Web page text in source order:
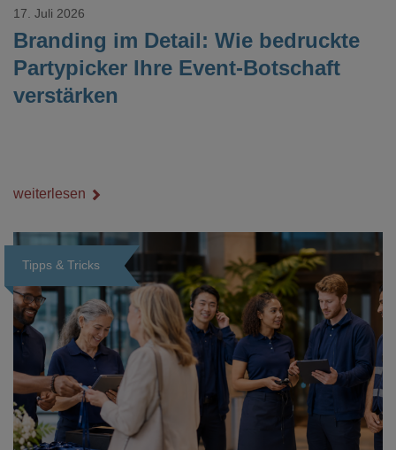
Branding im Detail: Wie bedruckte
Partypicker Ihre Event-Botschaft
verstärken
17. Juli 2026
weiterlesen
Tipps & Tricks
Loading...